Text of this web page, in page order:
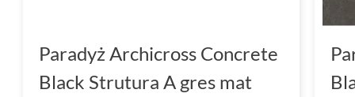
Paradyż Archicross Concrete
Black Strutura A gres mat